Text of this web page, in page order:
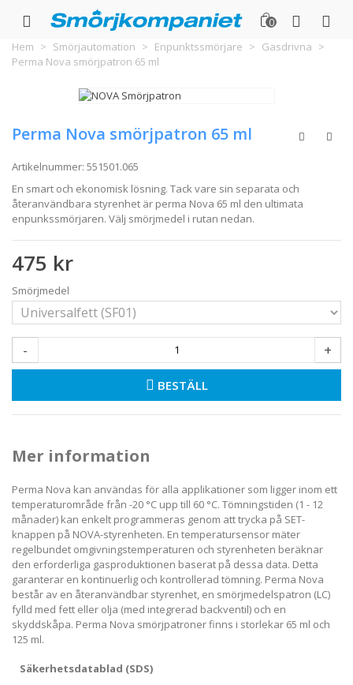
0
Hem > Smörjautomation > Enpunktssmörjare > Gasdrivna >
Perma Nova smörjpatron 65 ml
Perma Nova smörjpatron 65 ml
Artikelnummer: 551501.065
En smart och ekonomisk lösning. Tack vare sin separata och
återanvändbara styrenhet är perma Nova 65 ml den ultimata
enpunkssmörjaren. Välj smörjmedel i rutan nedan.
475 kr
Smörjmedel
- +
BESTÄLL
Mer information
Perma Nova kan användas för alla applikationer som ligger inom ett
temperaturområde från -20 °C upp till 60 °C. Tömningstiden (1 - 12
månader) kan enkelt programmeras genom att trycka på SET-
knappen på NOVA-styrenheten. En temperatursensor mäter
regelbundet omgivningstemperaturen och styrenheten beräknar
den erforderliga gasproduktionen baserat på dessa data. Detta
garanterar en kontinuerlig och kontrollerad tömning. Perma Nova
består av en återanvändbar styrenhet, en smörjmedelspatron (LC)
fylld med fett eller olja (med integrerad backventil) och en
skyddskåpa. Perma Nova smörjpatroner finns i storlekar 65 ml och
125 ml.
Säkerhetsdatablad (SDS)